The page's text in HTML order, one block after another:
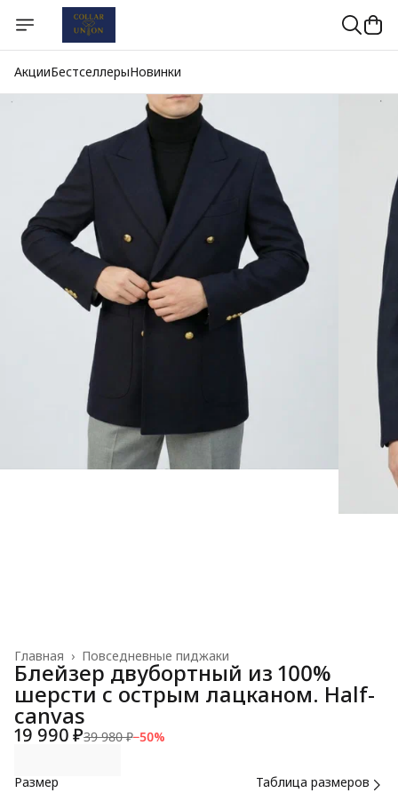
АкцииБестселлерыНовинки
Повседневные пиджаки
Главная ›
Блейзер двубортный из 100%
шерсти с острым лацканом. Half-
canvas
19 990 ₽39 980 ₽−50%
Размер
Таблица размеров